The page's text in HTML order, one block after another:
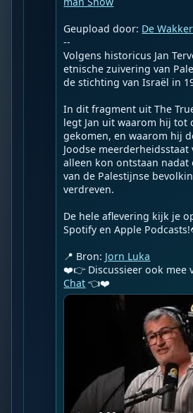
Geupload door: De
--
Volgens historicus Jan
etnische zuivering van
de stichting van Israël in
In dit fragment uit The
legt Jan uit waarom hij tot
gekomen, en waarom hij
Joodse meerderheidsstaat
alleen kon ontstaan nadat
van de Palestijnse
verdreven.
De hele aflevering kijk je
Spotify en Apple
📍 Bron: Jorn Luka
❤️👉 Discussieer ook mee
Chat 👈❤️